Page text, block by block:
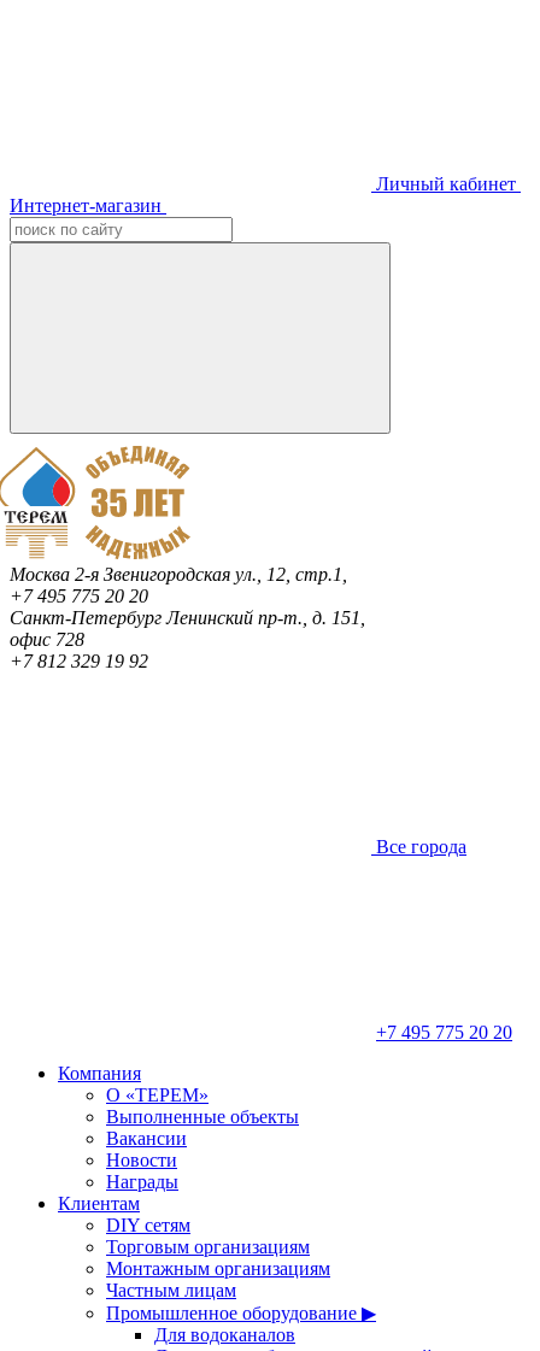
Личный кабинет
Интернет-магазин
Москва 2-я Звенигородская ул., 12, стр.1,
+7 495 775 20 20
Санкт-ПетербургЛенинский пр-т., д. 151,
офис 728
+7 812 329 19 92
Все города
+7 495 775 20 20
Компания
О «ТЕРЕМ»
Выполненные объекты
Вакансии
Новости
Награды
Клиентам
DIY сетям
Торговым организациям
Монтажным организациям
Частным лицам
Промышленное оборудование ▶
Для водоканалов